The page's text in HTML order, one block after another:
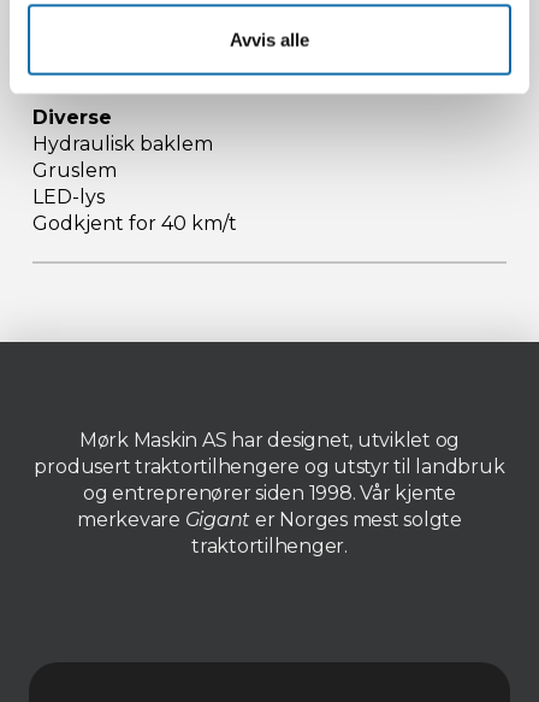
Avvis alle
Fjærende drag med 7 høydejusteringer, 1,55 m
Diverse
Hydraulisk baklem
Gruslem
LED-lys
Godkjent for 40 km/t
Mørk Maskin AS har designet, utviklet og
produsert traktortilhengere og utstyr til landbruk
og entreprenører siden 1998. Vår kjente
merkevare Gigant er Norges mest solgte
traktortilhenger.